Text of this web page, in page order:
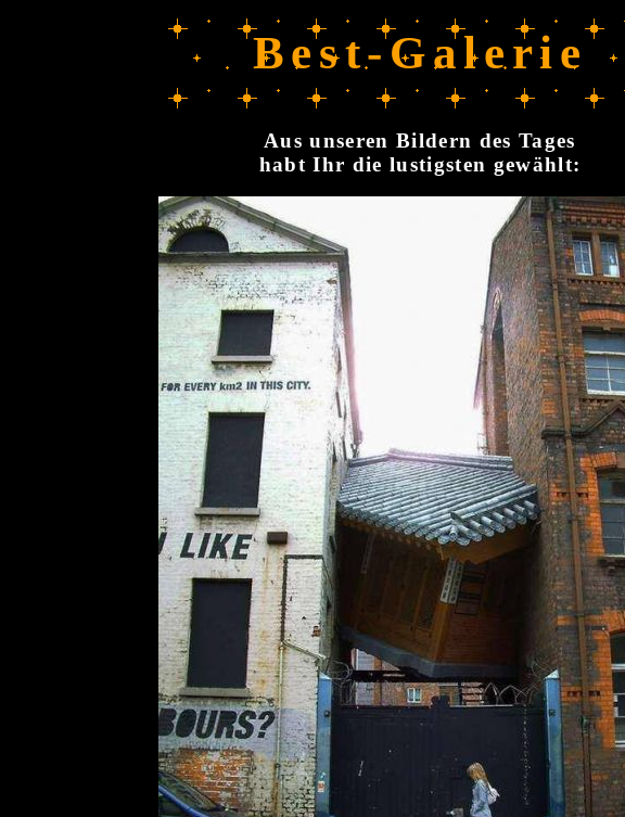
Best-Galerie
Aus unseren Bildern des Tages
habt Ihr die lustigsten gewählt: